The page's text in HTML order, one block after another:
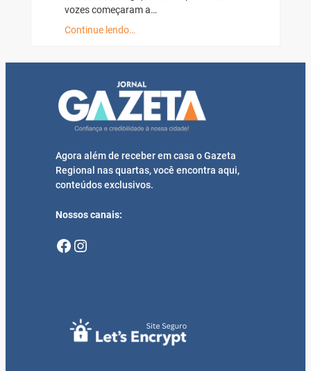
vozes começaram a…
Continue lendo…
Agora além de receber em casa o Gazeta
Regional nas quartas, você encontra aqui,
conteúdos exclusivos.
Nossos canais:
Facebook Instagram